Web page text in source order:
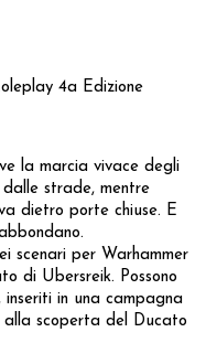
4a Edizione
la marcia vivace degli
strade, mentre
dietro porte chiuse. E
scenari per Warhammer
di Ubersreik. Possono
inseriti in una campagna
alla scoperta del Ducato